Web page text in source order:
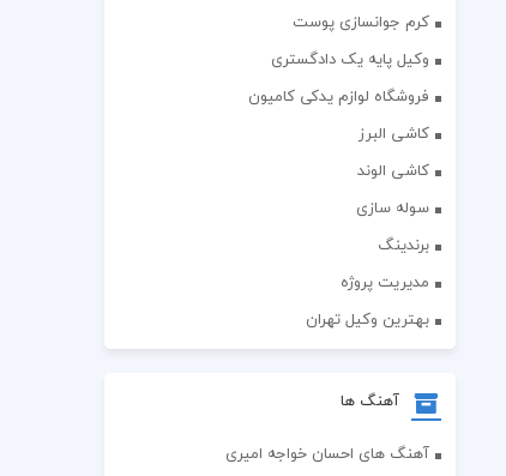
کرم جوانسازی پوست
وکیل پایه یک دادگستری
فروشگاه لوازم یدکی کامیون
کاشی البرز
کاشی الوند
سوله سازی
برندینگ
مدیریت پروژه
بهترین وکیل تهران
آهنگ ها
آهنگ های احسان خواجه امیری